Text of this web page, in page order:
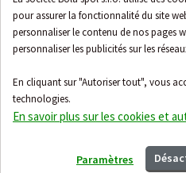
pour assurer la fonctionnalité du site
personnaliser le contenu de nos pages
personnaliser les publicités sur les
En cliquant sur "Autoriser tout", vous
technologies.
En savoir plus sur les cookies et
Paramètres
Le moteur robuste, le
les eaux usées sont
résistant à la corrosion